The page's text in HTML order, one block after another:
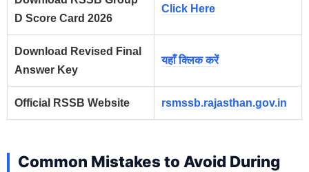
D Score Card 2026
Click Here
Download Revised Final
Answer Key
यहाँ क्लिक करें
Official RSSB Website rsmssb.rajasthan.gov.in
Common Mistakes to Avoid During